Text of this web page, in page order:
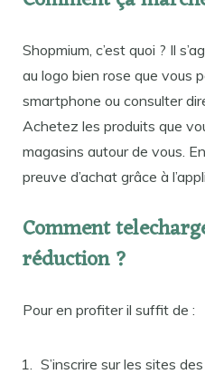
Shopmium, c’est quoi ? Il
au logo bien rose que vous
smartphone ou consulter
Achetez les produits que
magasins autour de vous.
preuve d’achat grâce à
Comment
réduction ?
Pour en profiter il suffit de :
S’inscrire sur les sites